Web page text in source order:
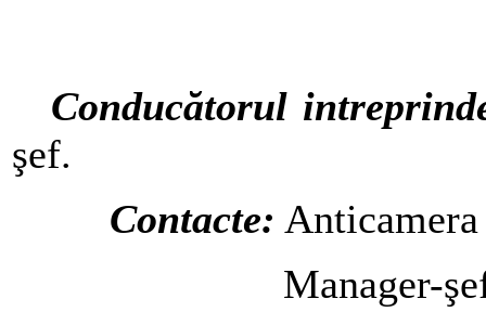
Conducătorul
şef.
Contacte:
Manager-şef -